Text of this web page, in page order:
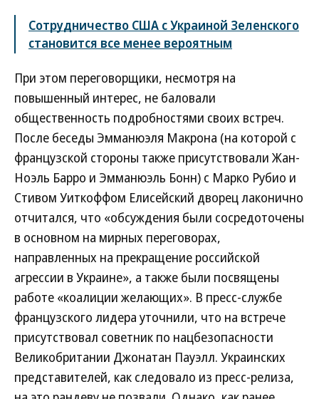
Сотрудничество США с Украиной Зеленского
становится все менее вероятным
При этом переговорщики, несмотря на
повышенный интерес, не баловали
общественность подробностями своих встреч.
После беседы Эмманюэля Макрона (на которой с
французской стороны также присутствовали Жан-
Ноэль Барро и Эмманюэль Бонн) с Марко Рубио и
Стивом Уиткоффом Елисейский дворец лаконично
отчитался, что «обсуждения были сосредоточены
в основном на мирных переговорах,
направленных на прекращение российской
агрессии в Украине», а также были посвящены
работе «коалиции желающих». В пресс-службе
французского лидера уточнили, что на встрече
присутствовал советник по нацбезопасности
Великобритании Джонатан Пауэлл. Украинских
представителей, как следовало из пресс-релиза,